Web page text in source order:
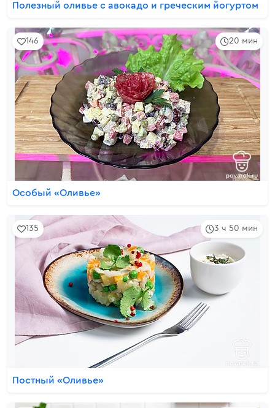
Полезный оливье с авокадо и греческим йогуртом
20 мин
146
Особый «Оливье»
3 ч 50 мин
135
Постный «Оливье»